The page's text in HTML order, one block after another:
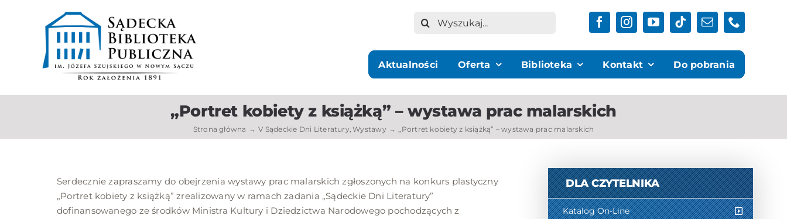
zawartości
Szukaj
Aktualności Oferta Biblioteka Kontakt Do pobrania
„Portret kobiety z książką” – wystawa prac malarskich
Strona główna V Sądeckie Dni Literatury Wystawy „Portret kobiety z książką” – wystawa prac malarskich
Serdecznie zapraszamy do obejrzenia wystawy prac malarskich zgłoszonych na konkurs plastyczny
„Portret kobiety z książką” zrealizowany w ramach zadania „Sądeckie Dni Literatury”
dofinansowanego ze środków Ministra Kultury i Dziedzictwa Narodowego pochodzących z
DLA CZYTELNIKA
Katalog On-Line